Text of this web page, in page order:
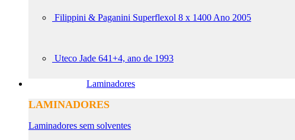
Filippini & Paganini Superflexol 8 x 1400 Ano 2005
Uteco Jade 641+4, ano de 1993
Laminadores
LAMINADORES
Laminadores sem solventes